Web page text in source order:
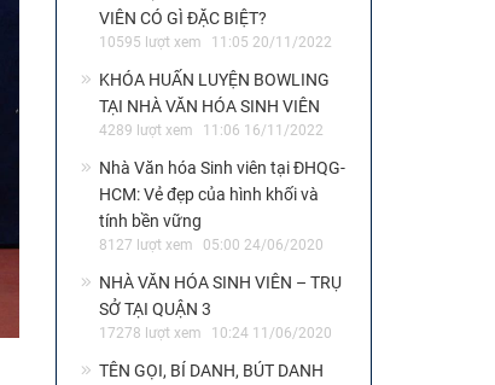
VIÊN CÓ GÌ ĐẶC BIỆT?
10595 lượt xem 11:05 20/11/2022
KHÓA HUẤN LUYỆN BOWLING
TẠI NHÀ VĂN HÓA SINH VIÊN
4289 lượt xem 11:06 16/11/2022
Nhà Văn hóa Sinh viên tại ĐHQG-
HCM: Vẻ đẹp của hình khối và
tính bền vững
8127 lượt xem 05:00 24/06/2020
NHÀ VĂN HÓA SINH VIÊN – TRỤ
SỞ TẠI QUẬN 3
17278 lượt xem 10:24 11/06/2020
TÊN GỌI, BÍ DANH, BÚT DANH